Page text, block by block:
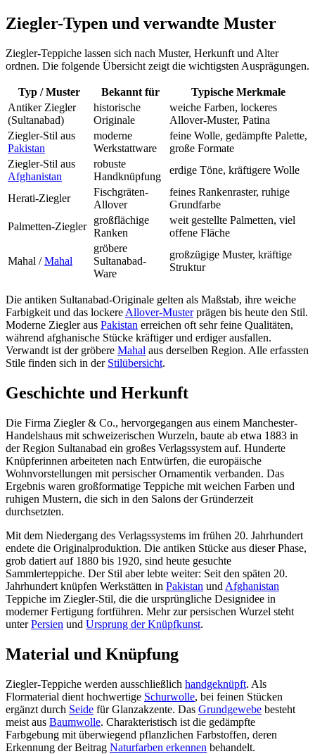
Ziegler-Typen und verwandte Muster
Ziegler-Teppiche lassen sich nach Muster, Herkunft und Alter
ordnen. Die folgende Übersicht zeigt die wichtigsten Ausprägungen.
Typ / Muster Bekannt für
Typische Merkmale
Antiker Ziegler
(Sultanabad)
historische
Originale
weiche Farben, lockeres
Allover-Muster, Patina
Ziegler-Stil aus
Pakistan
moderne
Werkstattware
feine Wolle, gedämpfte Palette,
große Formate
Ziegler-Stil aus
Afghanistan
robuste
Handknüpfung
erdige Töne, kräftigere Wolle
Herati-Ziegler
Fischgräten-
Allover
feines Rankenraster, ruhige
Grundfarbe
Palmetten-Ziegler
großflächige
Ranken
weit gestellte Palmetten, viel
offene Fläche
Mahal /Mahal
gröbere
Sultanabad-
Ware
großzügige Muster, kräftige
Struktur
Die antiken Sultanabad-Originale gelten als Maßstab, ihre weiche
Farbigkeit und das lockere Allover-Musterprägen bis heute den Stil.
Moderne Ziegler aus Pakistan erreichen oft sehr feine Qualitäten,
während afghanische Stücke kräftiger und erdiger ausfallen.
Verwandt ist der gröbere Mahal aus derselben Region. Alle erfassten
Stile finden sich in der Stilübersicht.
Geschichte und Herkunft
Die Firma Ziegler & Co., hervorgegangen aus einem Manchester-
Handelshaus mit schweizerischen Wurzeln, baute ab etwa 1883 in
der Region Sultanabad ein großes Verlagssystem auf. Hunderte
Knüpferinnen arbeiteten nach Entwürfen, die europäische
Wohnvorstellungen mit persischer Ornamentik verbanden. Das
Ergebnis waren großformatige Teppiche mit weichen Farben und
ruhigen Mustern, die sich in den Salons der Gründerzeit
durchsetzten.
Mit dem Niedergang des Verlagssystems im frühen 20. Jahrhundert
endete die Originalproduktion. Die antiken Stücke aus dieser Phase,
grob datiert auf 1880 bis 1920, sind heute gesuchte
Sammlerteppiche. Der Stil aber lebte weiter: Seit den späten 20.
Jahrhundert knüpfen Werkstätten in Pakistan und Afghanistan
Teppiche im Ziegler-Stil, die die ursprüngliche Designidee in
moderner Fertigung fortführen. Mehr zur persischen Wurzel steht
unterPersien und Ursprung der Knüpfkunst.
Material und Knüpfung
Ziegler-Teppiche werden ausschließlich handgeknüpft. Als
Flormaterial dient hochwertige Schurwolle, bei feinen Stücken
ergänzt durch Seide für Glanzakzente. Das Grundgewebe besteht
meist aus Baumwolle. Charakteristisch ist die gedämpfte
Farbgebung mit überwiegend pflanzlichen Farbstoffen, deren
Erkennung der Beitrag Naturfarben erkennen behandelt.